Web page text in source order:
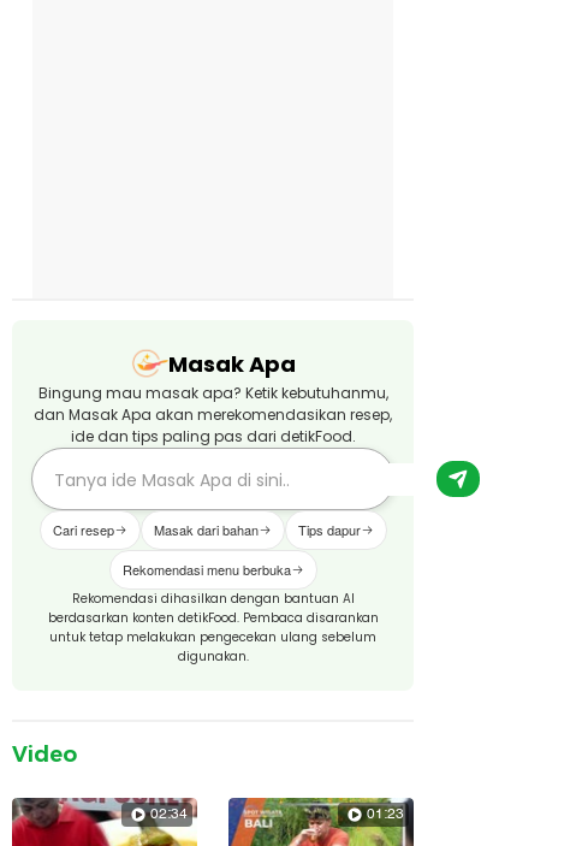
Masak Apa
Bingung mau masak apa? Ketik kebutuhanmu,
dan Masak Apa akan merekomendasikan resep,
ide dan tips paling pas dari detikFood.
Cari resep Masak dari bahan Tips dapur
Rekomendasi menu berbuka
Rekomendasi dihasilkan dengan bantuan AI
berdasarkan konten detikFood. Pembaca disarankan
untuk tetap melakukan pengecekan ulang sebelum
digunakan.
Video
02:34 01:23